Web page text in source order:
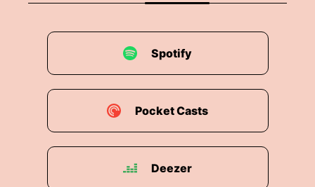
Spotify
Pocket Casts
Deezer